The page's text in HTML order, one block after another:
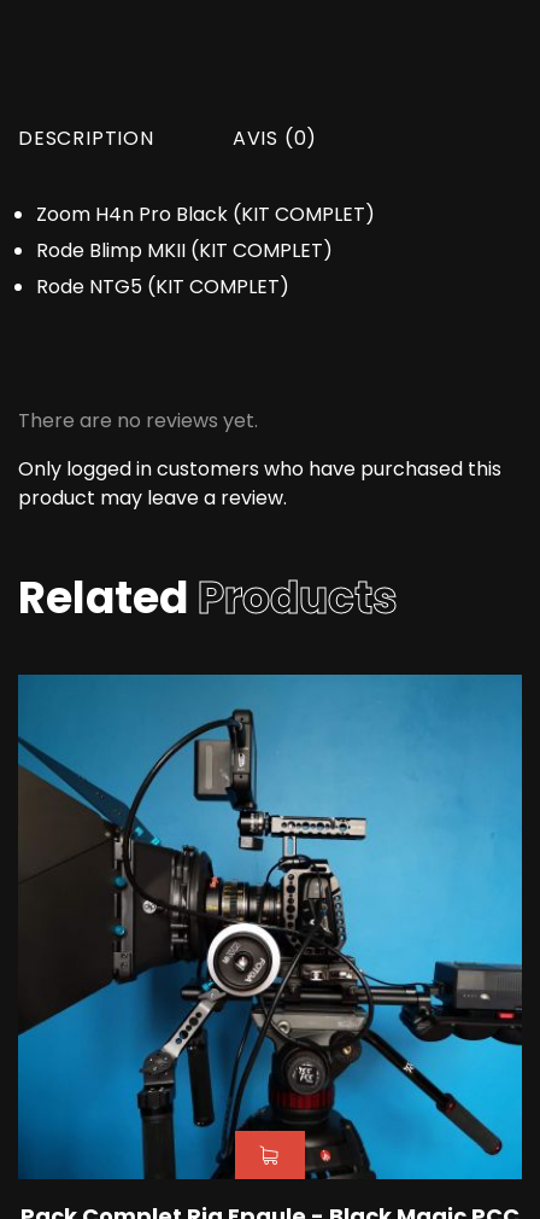
DESCRIPTION AVIS (0)
Zoom H4n Pro Black (KIT COMPLET)
Rode Blimp MKII (KIT COMPLET)
Rode NTG5 (KIT COMPLET)
There are no reviews yet.
Only logged in customers who have purchased this
product may leave a review.
RelatedProducts